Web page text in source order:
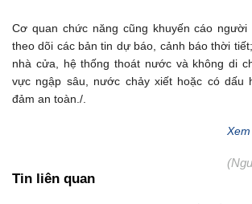
Cơ quan chức năng cũng khuyến cáo người
theo dõi các bản tin dự báo, cảnh báo thời
nhà cửa, hệ thống thoát nước và không di
vực ngập sâu, nước chảy xiết hoặc có dấu
đảm an toàn./.
Tin liên quan